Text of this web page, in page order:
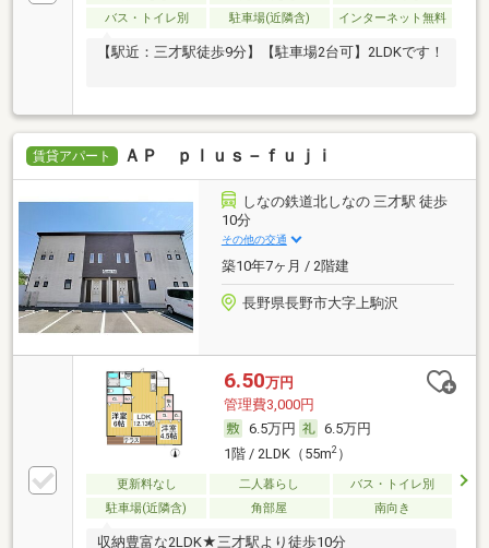
バス・トイレ別
駐車場(近隣含) インターネット無料
【駅近：三才駅徒歩9分】【駐車場2台可】2LDKです！
賃貸アパート ＡＰ ｐｌｕｓ－ｆｕｊｉ
しなの鉄道北しなの 三才駅 徒歩
10分
その他の交通
築10年7ヶ月 / 2階建
長野県長野市大字上駒沢
6.50万円
管理費3,000円
6.5万円
6.5万円
1階 / 2LDK（55m2）
更新料なし 二人暮らし
バス・トイレ別
駐車場(近隣含)
角部屋 南向き
収納豊富な2LDK★三才駅より徒歩10分